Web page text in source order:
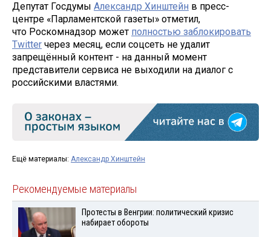
Депутат Госдумы Александр Хинштейн в пресс-
центре «Парламентской газеты» отметил,
что Роскомнадзор может полностью заблокировать
Twitter через месяц, если соцсеть не удалит
запрещённый контент - на данный момент
представители сервиса не выходили на диалог с
российскими властями.
Ещё материалы: Александр Хинштейн
Рекомендуемые материалы
Протесты в Венгрии: политический кризис
набирает обороты